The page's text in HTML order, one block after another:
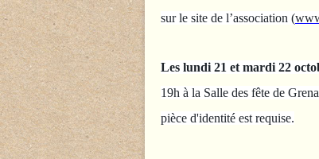
sur le site de l’association (
Les lundi 21 et mardi 22
19h à la Salle des fête de
pièce d'identité est requise.